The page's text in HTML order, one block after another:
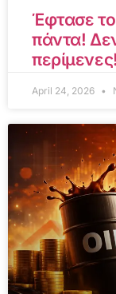
Έφτασε
πάντα!
περίμενες!
April 24, 2026